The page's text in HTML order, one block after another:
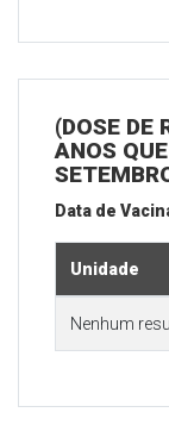
(DOSE DE
ANOS
Data de
Unidade
Nenhum